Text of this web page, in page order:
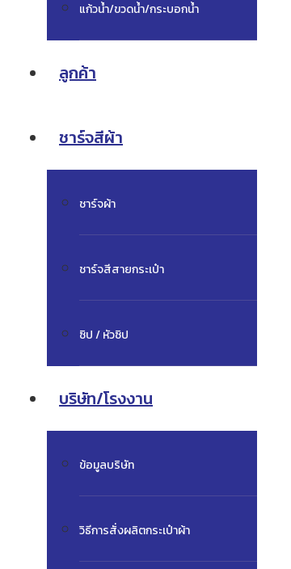
แก้วน้ำ/ขวดน้ำ/กระบอกน้ำ
ลูกค้า
ชาร์จสีผ้า
ชาร์จผ้า
ชาร์จสีสายกระเป๋า
ซิป / หัวซิป
บริษัท/โรงงาน
ข้อมูลบริษัท
วิธีการสั่งผลิตกระเป๋าผ้า